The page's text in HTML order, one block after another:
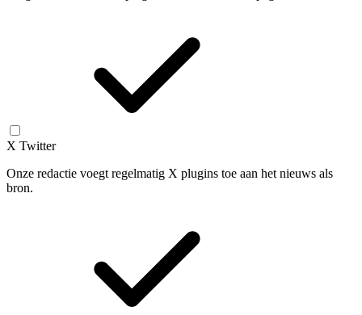
X Twitter
Onze redactie voegt regelmatig X plugins toe aan het nieuws als
bron.